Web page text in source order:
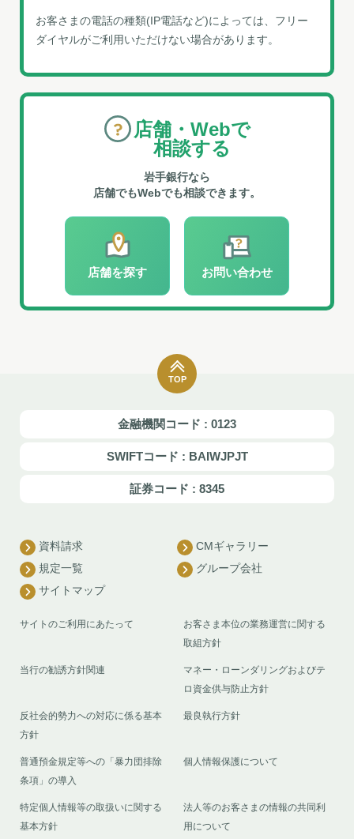
お客さまの電話の種類(IP電話など)によっては、フリー
ダイヤルがご利⽤いただけない場合があります。
店舗・Webで
相談する
岩手銀行なら
店舗でもWebでも相談できます。
店舗を探す お問い合わせ
TOP
金融機関コード : 0123
SWIFTコード : BAIWJPJT
証券コード : 8345
資料請求
CMギャラリー
規定一覧
グループ会社
サイトマップ
サイトのご利用にあたって
お客さま本位の業務運営に関する
取組方針
当行の勧誘方針関連
マネー・ローンダリングおよびテ
ロ資金供与防止方針
反社会的勢力への対応に係る基本
方針
最良執行方針
普通預金規定等への「暴力団排除
条項」の導入
個人情報保護について
特定個人情報等の取扱いに関する
基本方針
法人等のお客さまの情報の共同利
用について